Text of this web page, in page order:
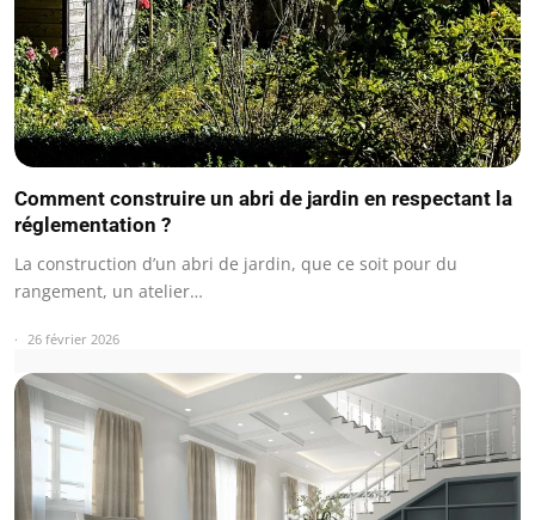
Comment construire un abri de jardin en respectant la
réglementation ?
La construction d’un abri de jardin, que ce soit pour du
rangement, un atelier…
26 février 2026